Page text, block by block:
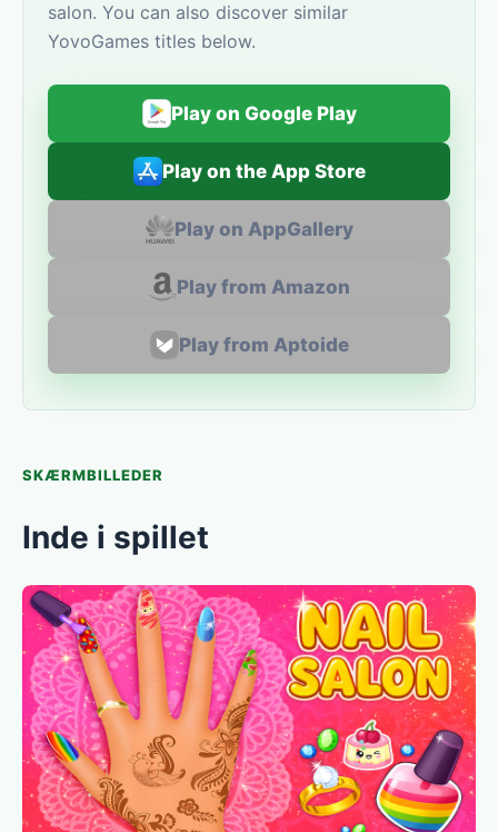
salon. You can also discover similar
YovoGames titles below.
Play on Google Play
Play on the App Store
Play on AppGallery
Play from Amazon
Play from Aptoide
SKÆRMBILLEDER
Inde i spillet